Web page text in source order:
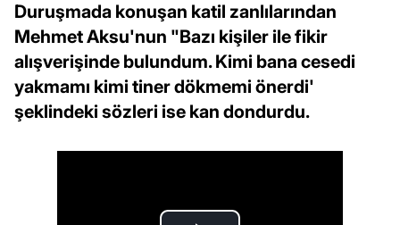
Duruşmada konuşan katil zanlılarından
Mehmet Aksu'nun "Bazı kişiler ile fikir
alışverişinde bulundum. Kimi bana cesedi
yakmamı kimi tiner dökmemi önerdi'
şeklindeki sözleri ise kan dondurdu.